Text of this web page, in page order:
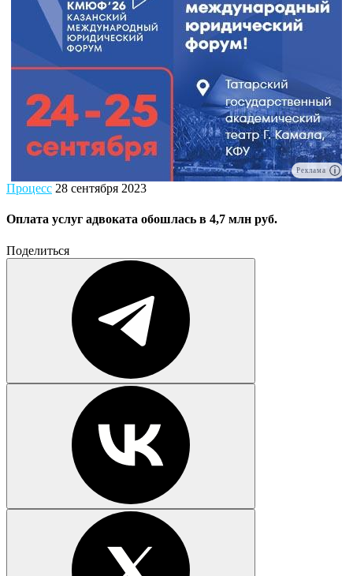
Реклама
Процесс 28 сентября 2023
Оплата услуг адвоката обошлась в 4,7 млн руб.
Поделиться